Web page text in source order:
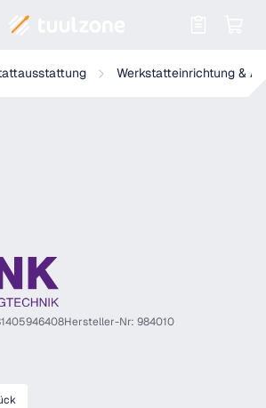
Werkstatteinrichtung &
Hersteller-Nr: 984010